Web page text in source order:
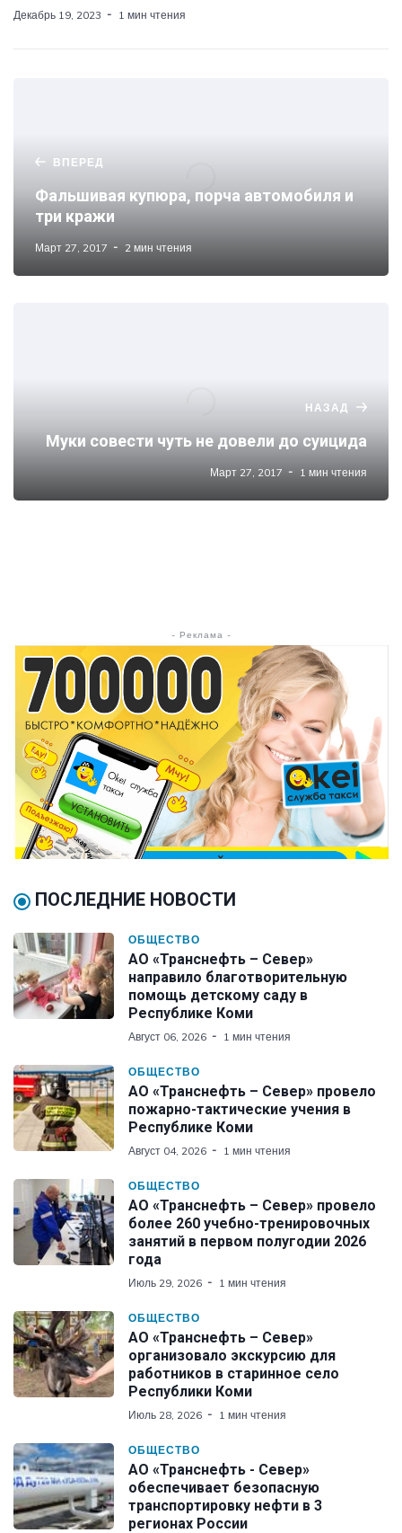
Декабрь 19, 2023 1 мин чтения
ВПЕРЕД
Фальшивая купюра, порча автомобиля и
три кражи
Март 27, 2017 2 мин чтения
НАЗАД
Муки совести чуть не довели до суицида
Март 27, 2017 1 мин чтения
- Реклама -
ПОСЛЕДНИЕ НОВОСТИ
ОБЩЕСТВО
АО «Транснефть – Север»
направило благотворительную
помощь детскому саду в
Республике Коми
Август 06, 2026 1 мин чтения
ОБЩЕСТВО
АО «Транснефть – Север» провело
пожарно-тактические учения в
Республике Коми
Август 04, 2026 1 мин чтения
ОБЩЕСТВО
АО «Транснефть – Север» провело
более 260 учебно-тренировочных
занятий в первом полугодии 2026
года
Июль 29, 2026 1 мин чтения
ОБЩЕСТВО
АО «Транснефть – Север»
организовало экскурсию для
работников в старинное село
Республики Коми
Июль 28, 2026 1 мин чтения
ОБЩЕСТВО
АО «Транснефть - Север»
обеспечивает безопасную
транспортировку нефти в 3
регионах России